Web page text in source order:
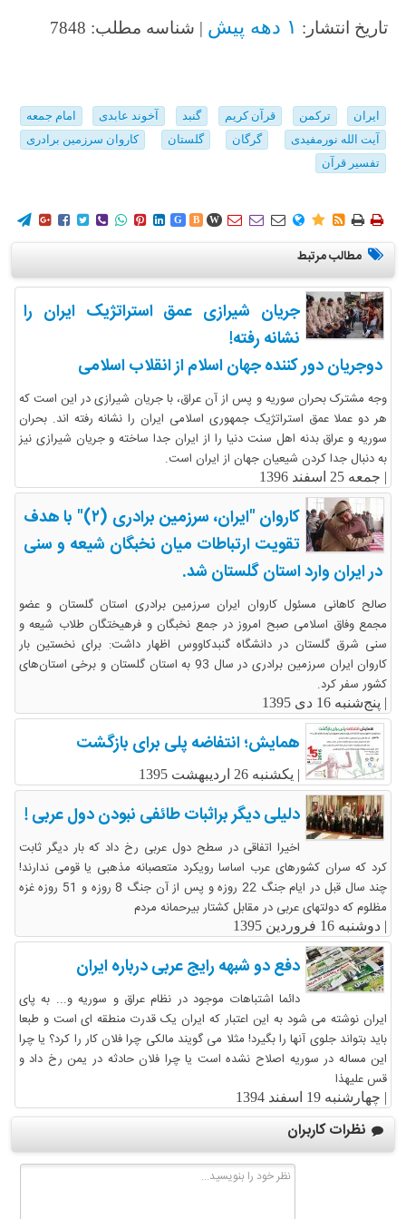
تاریخ انتشار: ۱ دهه پیش | شناسه مطلب: 7848
ایران ترکمن قرآن کریم گنبد آخوند عابدی
امام جمعه
آیت الله نورمفیدی
گرگان گلستان
کاروان سرزمین برادری
تفسیر قرآن
        G B W        
مطالب مرتبط
جریان شیرازی عمق استراتژیک ایران را
نشانه رفته!
دوجریان دور کننده جهان اسلام از انقلاب اسلامی
وجه مشترک بحران سوریه و پس از آن عراق، با جریان شیرازی در این است که
هر دو عملا عمق استراتژیک جمهوری اسلامی ایران را نشانه رفته اند. بحران
سوریه و عراق بدنه اهل سنت دنیا را از ایران جدا ساخته و جریان شیرازی نیز
به دنبال جدا کردن شیعیان جهان از ایران است.
| جمعه 25 اسفند 1396
کاروان "ایران، سرزمین برادری (۲)" با هدف
تقویت ارتباطات میان نخبگان شیعه و سنی
در ایران وارد استان گلستان شد.
صالح کاهانی مسئول کاروان ایران سرزمین برادری استان گلستان و عضو
مجمع وفاق اسلامی صبح امروز در جمع نخبگان و فرهیختگان طلاب شیعه و
سنی شرق گلستان در دانشگاه گنبدکاووس اظهار داشت: برای نخستین بار
کاروان ایران سرزمین برادری در سال 93 به استان گلستان و برخی استان‌های
کشور سفر کرد.
| پنج‌شنبه 16 دی 1395
همایش؛ انتفاضه پلی برای بازگشت
| یکشنبه 26 اردیبهشت 1395
دلیلی دیگر براثبات طائفی نبودن دول عربی !
اخیرا اتفاقی در سطح دول عربی رخ داد که بار دیگر ثابت
کرد که سران کشورهای عرب اساسا رویکرد متعصبانه مذهبی یا قومی ندارند!
چند سال قبل در ایام جنگ 22 روزه و پس از آن جنگ 8 روزه و 51 روزه غزه
مظلوم که دولتهای عربی در مقابل کشتار بیرحمانه مردم
| دوشنبه 16 فروردین 1395
دفع دو شبهه رایج عربی درباره ایران
دائما اشتباهات موجود در نظام عراق و سوریه و... به پای
ایران نوشته می شود به این اعتبار که ایران یک قدرت منطقه ای است و طبعا
باید بتواند جلوی آنها را بگیرد! مثلا می گویند مالکی چرا فلان کار را کرد؟ یا چرا
این مساله در سوریه اصلاح نشده است یا چرا فلان حادثه در یمن رخ داد و
قس علیهذا
| چهارشنبه 19 اسفند 1394
نظرات کاربران